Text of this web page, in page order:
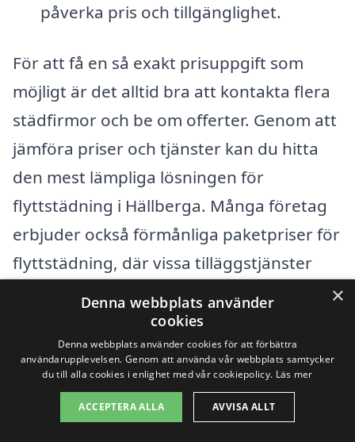
påverka pris och tillgänglighet.
För att få en så exakt prisuppgift som
möjligt är det alltid bra att kontakta flera
städfirmor och be om offerter. Genom att
jämföra priser och tjänster kan du hitta
den mest lämpliga lösningen för
flyttstädning i Hällberga. Många företag
erbjuder också förmånliga paketpriser för
flyttstädning, där vissa tilläggstjänster
ingår, vilket kan vara värt att överväga.
Genom att vara välinformerad och ställa
frågor till städfirmorna kan du lättare
fatta ett beslut och se till att din
flyttstädning blir både prisvärd och
×
Denna webbplats använder
cookies
Denna webbplats använder cookies för att förbättra
användarupplevelsen. Genom att använda vår webbplats samtycker
du till alla cookies i enlighet med vår cookiepolicy. Läs mer
ACCEPTERA ALLA AVVISA ALLT